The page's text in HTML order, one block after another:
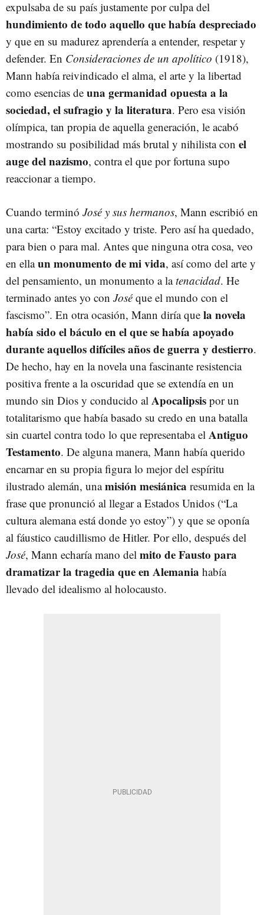
expulsaba de su país justamente por culpa del
hundimiento de todo aquello que había despreciado
y que en su madurez aprendería a entender, respetar y
defender. En Consideraciones de un apolítico (1918),
Mann había reivindicado el alma, el arte y la libertad
como esencias de una germanidad opuesta a la
sociedad, el sufragio y la literatura. Pero esa visión
olímpica, tan propia de aquella generación, le acabó
mostrando su posibilidad más brutal y nihilista con el
auge del nazismo, contra el que por fortuna supo
reaccionar a tiempo.
Cuando terminó José y sus hermanos, Mann escribió en
una carta: “Estoy excitado y triste. Pero así ha quedado,
para bien o para mal. Antes que ninguna otra cosa, veo
en ellaun monumento de mi vida, así como del arte y
del pensamiento, un monumento a latenacidad. He
terminado antes yo con Joséque el mundo con el
fascismo”. En otra ocasión, Mann diría que la novela
había sido el báculo en el que se había apoyado
durante aquellos difíciles años de guerra y destierro.
De hecho, hay en la novela una fascinante resistencia
positiva frente a la oscuridad que se extendía en un
mundo sin Dios y conducido al Apocalipsis por un
totalitarismo que había basado su credo en una batalla
sin cuartel contra todo lo que representaba el Antiguo
Testamento. De alguna manera, Mann había querido
encarnar en su propia figura lo mejor del espíritu
ilustrado alemán, unamisión mesiánica resumida en la
frase que pronunció al llegar a Estados Unidos (“La
cultura alemana está donde yo estoy”) y que se oponía
al fáustico caudillismo de Hitler. Por ello, después del
José, Mann echaría mano del mito de Fausto para
dramatizar la tragedia que en Alemania había
llevado del idealismo al holocausto.